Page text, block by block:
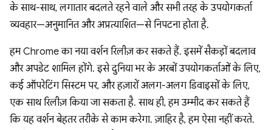
के साथ-साथ, लगातार बदलते रहने वाले और सभी तरह के उपयोगकर्ता
व्यवहार—अनुमानित और अप्रत्याशित—से निपटना होता है.
हम Chrome का नया वर्शन रिलीज़ कर सकते हैं. इसमें सैकड़ों बदलाव
और अपडेट शामिल होंगे. इसे दुनिया भर के अरबों उपयोगकर्ताओं के लिए,
कई ऑपरेटिंग सिस्टम पर, और हज़ारों अलग-अलग डिवाइसों के लिए,
एक साथ रिलीज़ किया जा सकता है. साथ ही, हम उम्मीद कर सकते हैं
कि यह वर्शन बेहतर तरीके से काम करेगा. ज़ाहिर है, हम ऐसा नहीं करते.